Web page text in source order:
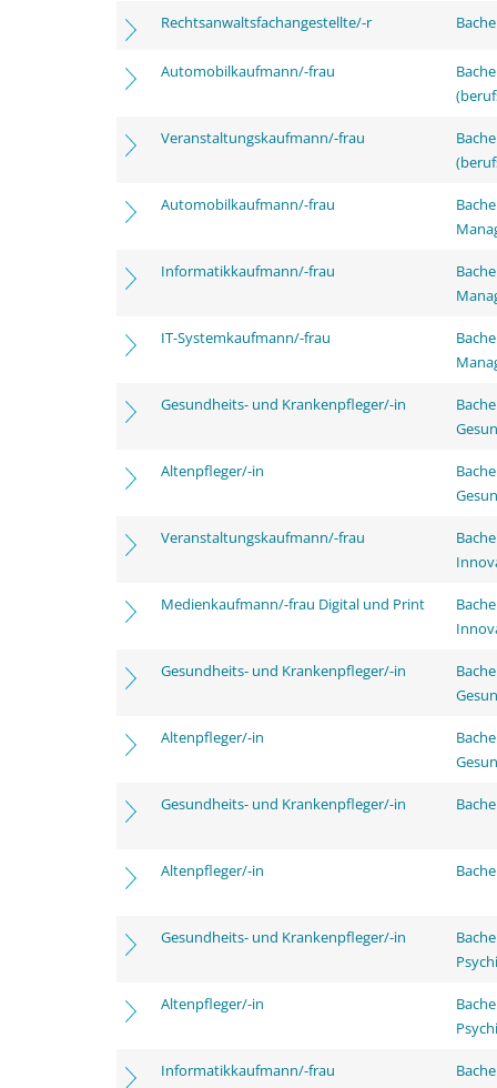
Rechtsanwaltsfachangestellte/-r
Automobilkaufmann/-frau
Veranstaltungskaufmann/-frau
Automobilkaufmann/-frau
Informatikkaufmann/-frau
IT-Systemkaufmann/-frau
Gesundheits- und Krankenpfleger/-in
Altenpfleger/-in
Veranstaltungskaufmann/-frau
Medienkaufmann/-frau Digital und Print
Gesundheits- und Krankenpfleger/-in
Altenpfleger/-in
Gesundheits- und Krankenpfleger/-in
Altenpfleger/-in
Gesundheits- und Krankenpfleger/-in
Altenpfleger/-in
Informatikkaufmann/-frau